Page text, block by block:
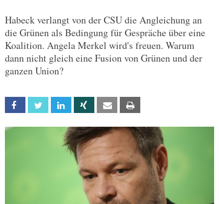
Habeck verlangt von der CSU die Angleichung an
die Grünen als Bedingung für Gespräche über eine
Koalition. Angela Merkel wird's freuen. Warum
dann nicht gleich eine Fusion von Grünen und der
ganzen Union?
Facebook Twitter Linkedin Xing Email